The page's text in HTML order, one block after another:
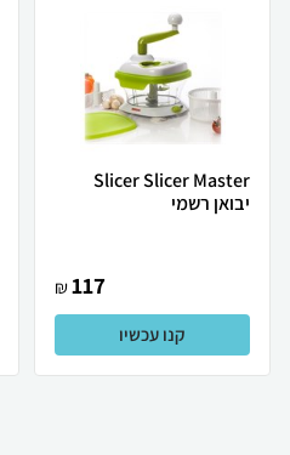
Slicer Slicer Master
יבואן רשמי
117
₪
קנו עכשיו